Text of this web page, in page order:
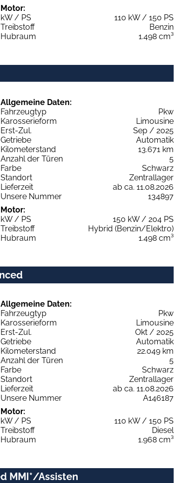
Motor:
kW / PS
110 kW / 150 PS
Treibstoff
Benzin
Hubraum
1.498 cm³
Allgemeine Daten:
Fahrzeugtyp
Pkw
Karosserieform
Limousine
Erst-Zul.
Sep / 2025
Getriebe
Automatik
Kilometerstand
13.671 km
Anzahl der Türen
5
Farbe
Schwarz
Standort
Zentrallager
Lieferzeit
ab ca. 11.08.2026
Unsere Nummer
134897
Motor:
kW / PS
150 kW / 204 PS
Treibstoff
Hybrid (Benzin/Elektro)
Hubraum
1.498 cm³
Allgemeine Daten:
Fahrzeugtyp
Pkw
Karosserieform
Limousine
Erst-Zul.
Okt / 2025
Getriebe
Automatik
Kilometerstand
22.049 km
Anzahl der Türen
5
Farbe
Schwarz
Standort
Zentrallager
Lieferzeit
ab ca. 11.08.2026
Unsere Nummer
A146187
Motor:
kW / PS
110 kW / 150 PS
Treibstoff
Diesel
Hubraum
1.968 cm³
MMI*/Assisten